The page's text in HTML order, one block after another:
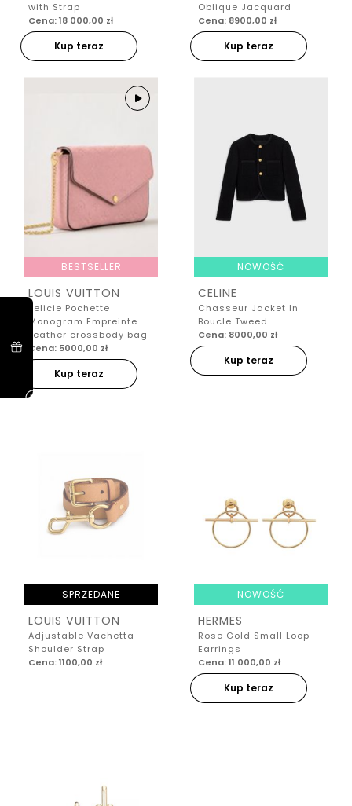
with Strap
Cena: 18 000,00 zł
Kup teraz
Oblique Jacquard
Cena: 8900,00 zł
Kup teraz
BESTSELLER
LOUIS VUITTON
Felicie Pochette
Monogram Empreinte
Leather crossbody bag
Cena: 5000,00 zł
Kup teraz
NOWOŚĆ
CELINE
Chasseur Jacket In
Boucle Tweed
Cena: 8000,00 zł
Kup teraz
SPRZEDANE
LOUIS VUITTON
Adjustable Vachetta
Shoulder Strap
Cena: 1100,00 zł
NOWOŚĆ
HERMES
Rose Gold Small Loop
Earrings
Cena: 11 000,00 zł
Kup teraz